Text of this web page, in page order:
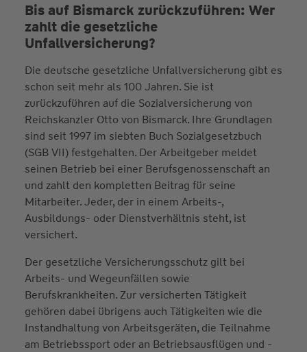
Bis auf Bismarck zurückzuführen: Wer
zahlt die gesetzliche
Unfallversicherung?
Die deutsche gesetzliche Unfallversicherung gibt es
schon seit mehr als 100 Jahren. Sie ist
zurückzuführen auf die Sozialversicherung von
Reichskanzler Otto von Bismarck. Ihre Grundlagen
sind seit 1997 im siebten Buch Sozialgesetzbuch
(SGB VII) festgehalten. Der Arbeitgeber meldet
seinen Betrieb bei einer Berufsgenossenschaft an
und zahlt den kompletten Beitrag für seine
Mitarbeiter. Jeder, der in einem Arbeits-,
Ausbildungs- oder Dienstverhältnis steht, ist
versichert.
Der gesetzliche Versicherungsschutz gilt bei
Arbeits- und Wegeunfällen sowie
Berufskrankheiten. Zur versicherten Tätigkeit
gehören dabei übrigens auch Tätigkeiten wie die
Instandhaltung von Arbeitsgeräten, die Teilnahme
am Betriebssport oder an Betriebsausflügen und -